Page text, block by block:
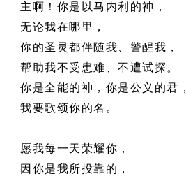
主啊！你是以马内利的神，
无论我在哪里，
你的圣灵都伴随我、警醒我，
帮助我不受患难、不遭试探。
你是全能的神，你是公义的君，
我要歌颂你的名。
愿我每一天荣耀你，
因你是我所投靠的，